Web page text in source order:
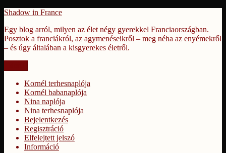
Tartalomhoz
Shadow in France
Egy blog arról, milyen az élet négy gyerekkel Franciaországban.
Posztok a franciákról, az agymenéseikről – meg néha az enyémekről
– és úgy általában a kisgyerekes életről.
Kornél terhesnaplója
Kornél babanaplója
Nina naplója
Nina terhesnaplója
Bejelentkezés
Regisztráció
Elfelejtett jelszó
Információ